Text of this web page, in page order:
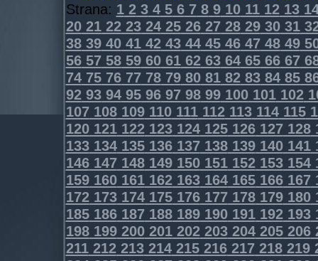
Strana: 12345678910111213
202122232425262728293031
383940414243444546474849
565758596061626364656667
747576777879808182838485
9293949596979899100101102
107108109110111112113114115
120121122123124125126127128
133134135136137138139140141
146147148149150151152153154
159160161162163164165166167
172173174175176177178179180
185186187188189190191192193
198199200201202203204205206
211212213214215216217218219